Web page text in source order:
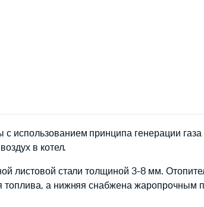
использованием принципа генерации
в котел.
листовой стали толщиной 3-8 мм.
а нижняя снабжена жаропрочным